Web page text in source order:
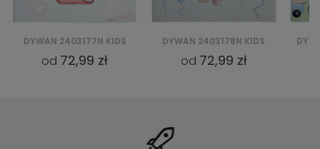
DYWAN 2403178N KIDS
od 72,99 zł
DYWAN 2409030D-1 KIDS
od 72,99 zł